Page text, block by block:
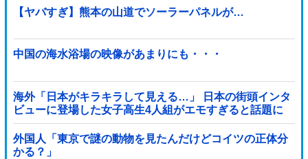
【ヤバすぎ】熊本の山道でソーラーパネルが…
中国の海水浴場の映像があまりにも・・・
海外「日本がキラキラして見える…」 日本の街頭インタ
ビューに登場した女子高生4人組がエモすぎると話題に
外国人「東京で謎の動物を見たんだけどコイツの正体分
かる？」